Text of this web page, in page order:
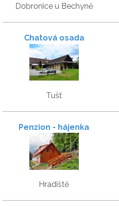
Dobronice u Bechyně
Chatová osada
Tušť
Penzion - hájenka
hraběte Buquoye
Hradiště